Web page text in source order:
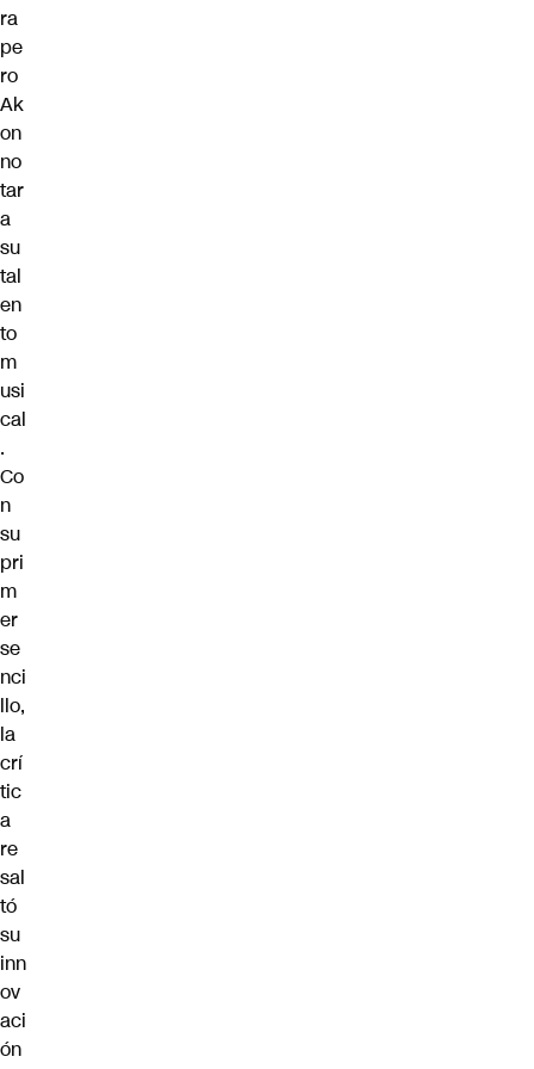
ra
pe
ro
Ak
on
no
tar
a
su
tal
en
to
m
usi
cal
.
Co
n
su
pri
m
er
se
nci
llo,
la
crí
tic
a
re
sal
tó
su
inn
ov
aci
ón